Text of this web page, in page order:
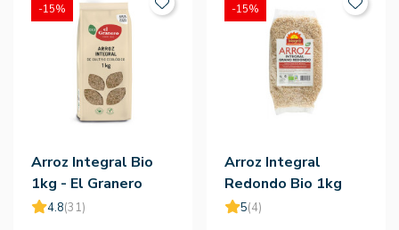
Arroz Integral Bio
1kg - El Granero
4.8(31)
-15%
Arroz Integral
Redondo Bio 1kg
5(4)
-15%